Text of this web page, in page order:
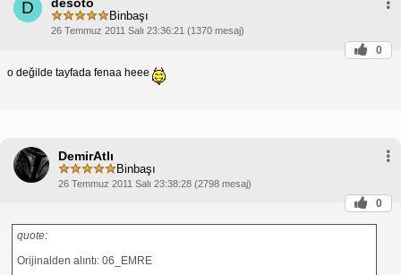
D Binbaşı
26 Temmuz 2011 Salı 23:36:21 (1370 mesaj)
0
o değilde tayfada fenaa heee
DemirAtlı
Binbaşı
26 Temmuz 2011 Salı 23:38:28 (2798 mesaj)
0
quote:
Orijinalden alıntı: 06_EMRE